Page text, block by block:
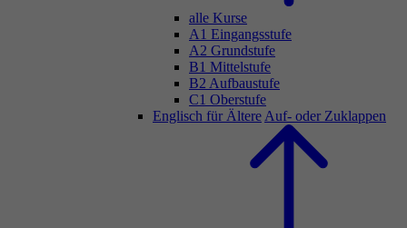
alle Kurse
A1 Eingangsstufe
A2 Grundstufe
B1 Mittelstufe
B2 Aufbaustufe
C1 Oberstufe
Englisch für Ältere Auf- oder Zuklappen